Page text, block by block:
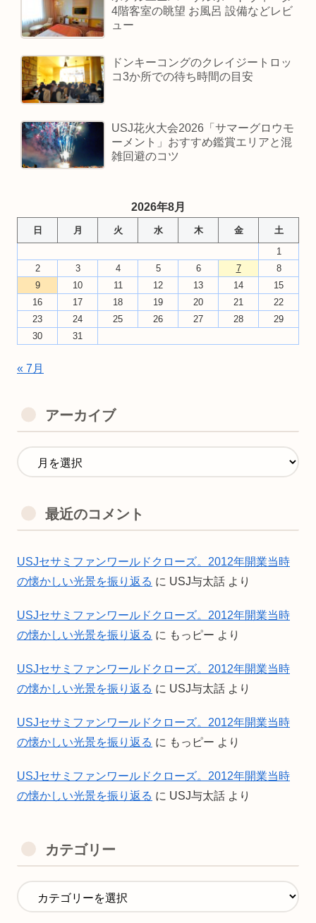
4階客室の眺望 お風呂 設備などレビ
ュー
ドンキーコングのクレイジートロッ
コ3か所での待ち時間の目安
USJ花火大会2026「サマーグロウモ
ーメント」おすすめ鑑賞エリアと混
雑回避のコツ
2026年8月
日 月 火 水 木 金
土
1
2
3 4 5 6 7
8
9
10 11 12 13 14
15
16
17 18 19 20 21
22
23
24 25 26 27 28
29
30
31
« 7月
アーカイブ
最近のコメント
USJセサミファンワールドクローズ。2012年開業当時
の懐かしい光景を振り返る に USJ与太話 より
USJセサミファンワールドクローズ。2012年開業当時
の懐かしい光景を振り返る に もっピー より
USJセサミファンワールドクローズ。2012年開業当時
の懐かしい光景を振り返る に USJ与太話 より
USJセサミファンワールドクローズ。2012年開業当時
の懐かしい光景を振り返る に もっピー より
USJセサミファンワールドクローズ。2012年開業当時
の懐かしい光景を振り返る に USJ与太話 より
カテゴリー